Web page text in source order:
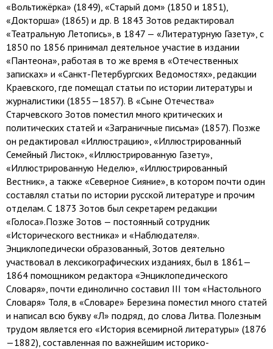
«Вольтижёрка» (1849), «Старый дом» (1850 и 1851),
«Докторша» (1865) и др. В 1843 Зотов редактировал
«Театральную Летопись», в 1847 — «Литературную Газету», с
1850 по 1856 принимал деятельное участие в издании
«Пантеона», работая в то же время в «Отечественных
записках» и «Санкт-Петербургских Ведомостях», редакции
Краевского, где помещал статьи по истории литературы и
журналистики (1855—1857). В «Сыне Отечества»
Старчевского Зотов поместил много критических и
политических статей и «Заграничные письма» (1857). Позже
он редактировал «Иллюстрацию», «Иллюстрированный
Семейный Листок», «Иллюстрированную Газету»,
«Иллюстрированную Неделю», «Иллюстрированный
Вестник», а также «Северное Сияние», в котором почти один
составлял статьи по истории русской литературе и прочим
отделам. С 1873 Зотов был секретарем редакции
«Голоса».Позже Зотов — постоянный сотрудник
«Исторического вестника» и «Наблюдателя».
Энциклопедически образованный, Зотов деятельно
участвовал в лексикографических изданиях, был в 1861—
1864 помощником редактора «Энциклопедического
Словаря», почти единолично составил III том «Настольного
Словаря» Толя, в «Словаре» Березина поместил много статей
и написал всю букву «Л» подряд, до слова Литва. Полезным
трудом является его «История всемирной литературы» (1876
—1882), составленная по важнейшим историко-